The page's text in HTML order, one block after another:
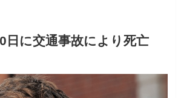
日に交通事故により死亡